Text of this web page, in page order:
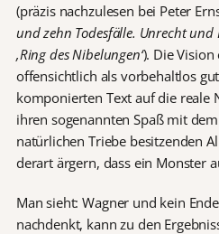
(präzis nachzulesen bei Peter
und zehn Todesfälle. Unrecht und
‚Ring des Nibelungen‘). Die
offensichtlich als vorbehaltlos
komponierten Text auf die reale
ihren sogenannten Spaß mit
natürlichen Triebe besitzenden
derart ärgern, dass ein Monster
Man sieht: Wagner und kein
nachdenkt, kann zu den